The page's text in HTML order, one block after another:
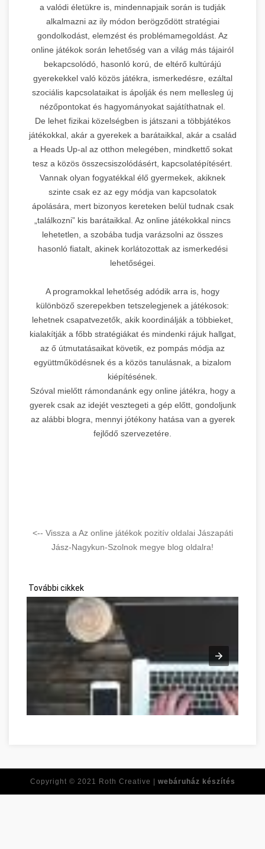
a valódi életükre is, mindennapjaik során is tudják
alkalmazni az ily módon berögződött stratégiai
gondolkodást, elemzést és problémamegoldást. Az
online játékok során lehetőség van a világ más tájairól
bekapcsolódó, hasonló korú, de eltérő kultúrájú
gyerekekkel való közös játékra, ismerkedésre, ezáltal
szociális kapcsolataikat is ápolják és nem mellesleg új
nézőpontokat és hagyományokat sajátíthatnak el.
De lehet fizikai közelségben is játszani a többjátékos
játékokkal, akár a gyerekek a barátaikkal, akár a család
a Heads Up-al az otthon melegében, mindkettő sokat
tesz a közös összecsiszolódásért, kapcsolatépítésért.
Vannak olyan fogyatékkal élő gyermekek, akiknek
szinte csak ez az egy módja van kapcsolatok
ápolására, mert bizonyos kereteken belül tudnak csak
„találkozni” kis barátaikkal. Az online játékokkal nincs
lehetetlen, a szobába tudja varázsolni az összes
hasonló fiatalt, akinek korlátozottak az ismerkedési
lehetőségei.
A programokkal lehetőség adódik arra is, hogy
különböző szerepekben tetszelegjenek a játékosok:
lehetnek csapatvezetők, akik koordinálják a többieket,
kialakítják a főbb stratégiákat és mindenki rájuk hallgat,
az ő útmutatásaikat követik, ez pompás módja az
együttműködésnek és a közös tanulásnak, a bizalom
kiépítésének.
Szóval mielőtt rámondanánk egy online játékra, hogy a
gyerek csak az idejét vesztegeti a gép előtt, gondoljunk
az alábbi blogra, mennyi jótékony hatása van a gyerek
fejlődő szervezetére.
<-- Vissza a Az online játékok pozitív oldalai Jászapáti
Jász-Nagykun-Szolnok megye blog oldalra!
További cikkek
Copyright © 2021 Roth Creative | webáruház készítés